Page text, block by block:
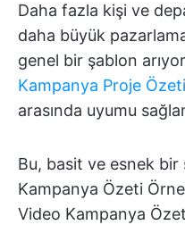
Daha fazla kişi ve
daha büyük
genel bir şablon
Kampanya Proje
arasında uyumu
Bu, basit ve esnek
Kampanya Özeti
Video Kampanya